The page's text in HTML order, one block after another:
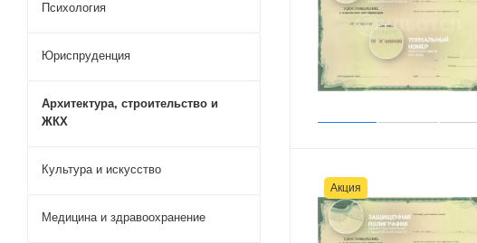
Акция
Психология
Юриспруденция
Архитектура, строительство и
ЖКХ
Культура и искусство
Медицина и здравоохранение